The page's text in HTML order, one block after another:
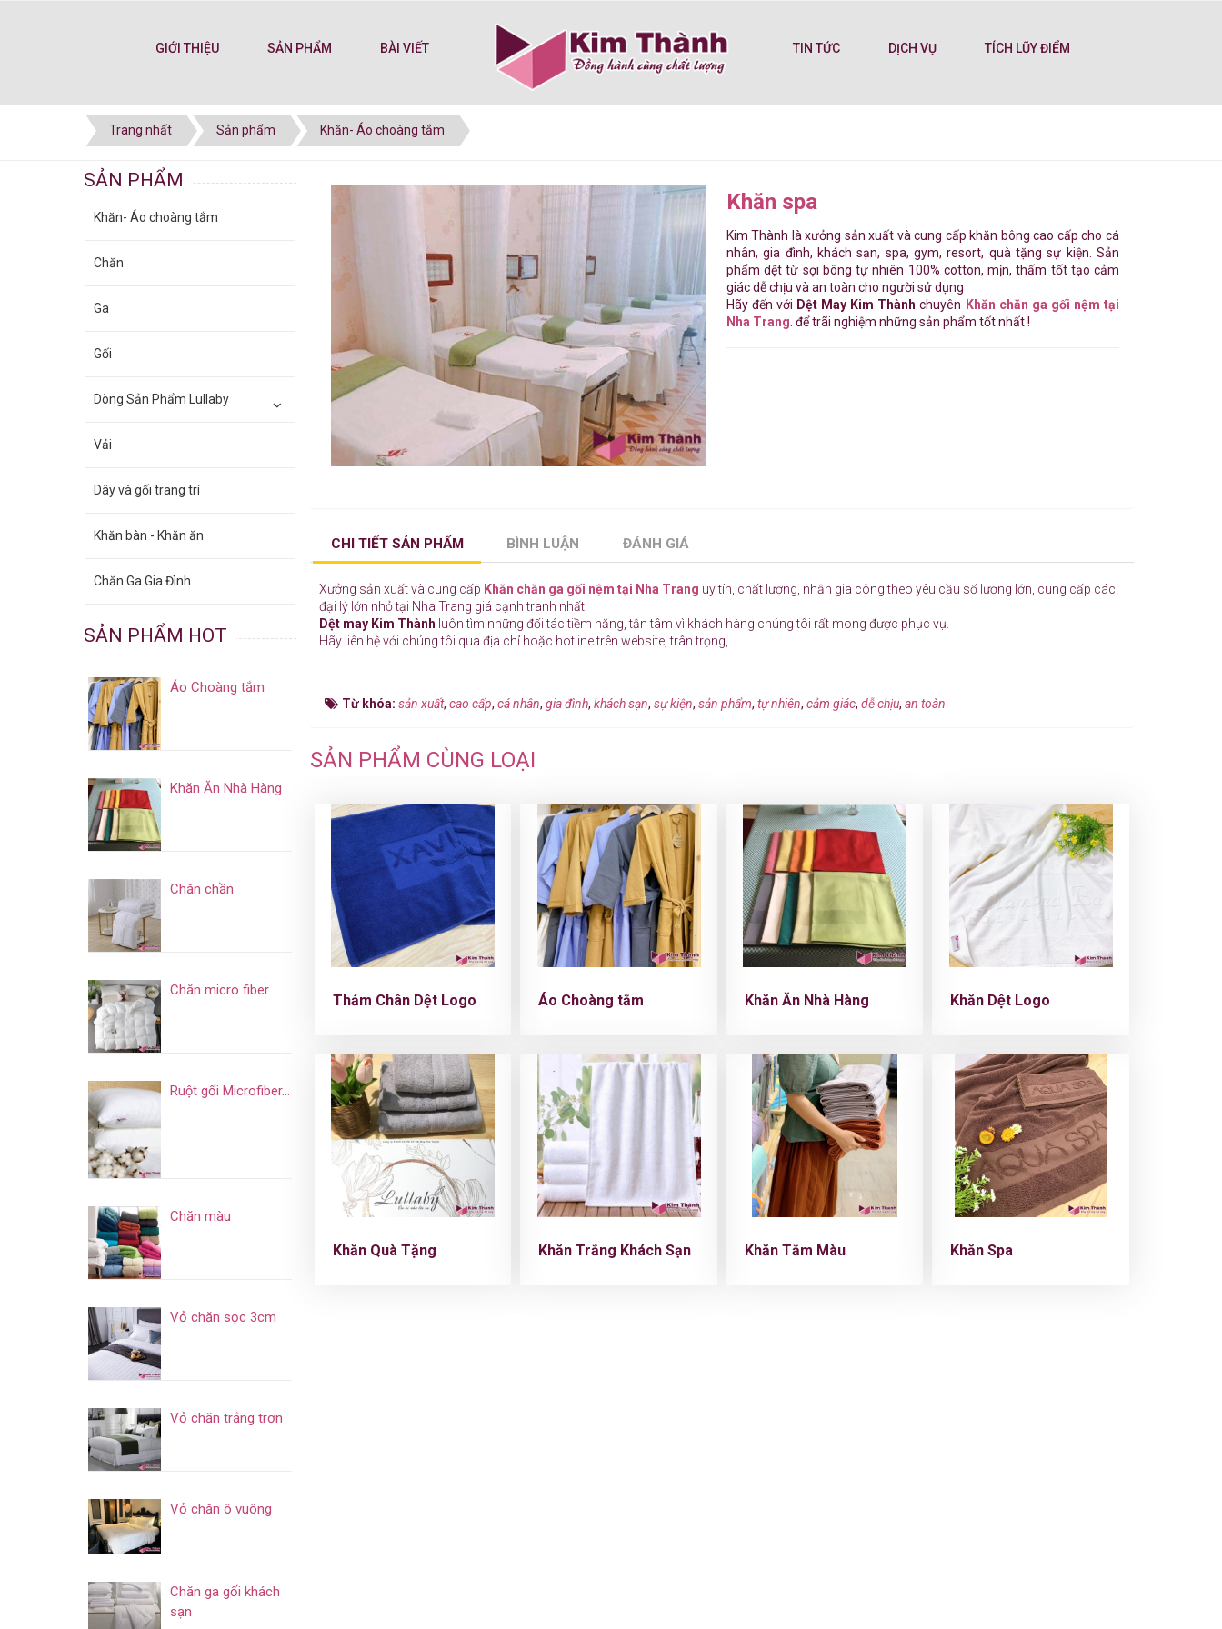
GIỚI THIỆU SẢN PHẨM BÀI VIẾT TIN TỨC DỊCH VỤ TÍCH LŨY ĐIỂM
Trang nhất Sản phẩm Khăn- Áo choàng tắm
Khăn spa
Kim Thành là xưởng sản xuất và cung cấp khăn bông cao cấp cho cá
nhân, gia đình, khách sạn, spa, gym, resort, quà tặng sự kiện. Sản
phẩm dệt từ sợi bông tự nhiên 100% cotton, mịn, thấm tốt tạo cảm
giác dễ chịu và an toàn cho người sử dụng
Hãy đến với Dệt May Kim Thành chuyên Khăn chăn ga gối nệm tại
Nha Trang . để trãi nghiệm những sản phẩm tốt nhất !
CHI TIẾT SẢN PHẨM BÌNH LUẬN ĐÁNH GIÁ
Xưởng sản xuất và cung cấp Khăn chăn ga gối nệm tại Nha Trang uy tín, chất lượng, nhận gia công theo yêu cầu số lượng lớn, cung cấp các
đại lý lớn nhỏ tại Nha Trang giá cạnh tranh nhất.
Dệt may Kim Thành luôn tìm những đối tác tiềm năng, tận tâm vì khách hàng chúng tôi rất mong được phục vụ.
Hãy liên hệ với chúng tôi qua địa chỉ hoặc hotline trên website, trân trọng,
Từ khóa: sản xuất, cao cấp, cá nhân, gia đình, khách sạn, sự kiện, sản phẩm, tự nhiên, cảm giác, dễ chịu, an toàn
SẢN PHẨM CÙNG LOẠI
Thảm Chân Dệt Logo Áo Choàng tắm Khăn Ăn Nhà Hàng Khăn Dệt Logo
Khăn Quà Tặng Khăn Trắng Khách Sạn Khăn Tắm Màu Khăn Spa
SẢN PHẨM
Khăn- Áo choàng tắm
Chăn
Ga
Gối
Dòng Sản Phẩm Lullaby
Vải
Dây và gối trang trí
Khăn bàn - Khăn ăn
Chăn Ga Gia Đình
SẢN PHẨM HOT
Áo Choàng tắm
Khăn Ăn Nhà Hàng
Chăn chần
Chăn micro fiber
Ruột gối Microfiber...
Chăn màu
Vỏ chăn sọc 3cm
Vỏ chăn trắng trơn
Vỏ chăn ô vuông
Chăn ga gối khách
sạn